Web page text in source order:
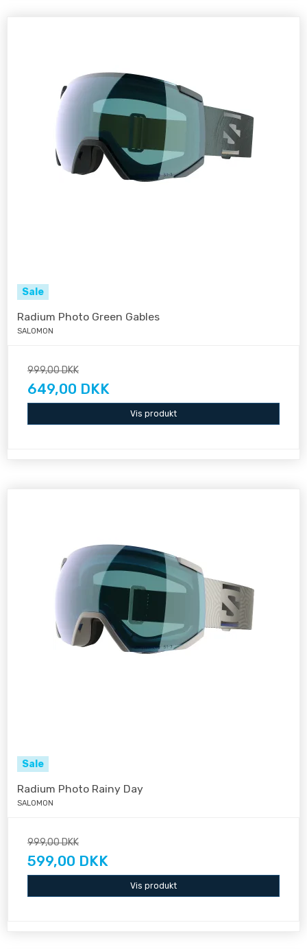
Sale
Radium Photo Green Gables
SALOMON
999,00 DKK
649,00 DKK
Vis produkt
Sale
Radium Photo Rainy Day
SALOMON
999,00 DKK
599,00 DKK
Vis produkt